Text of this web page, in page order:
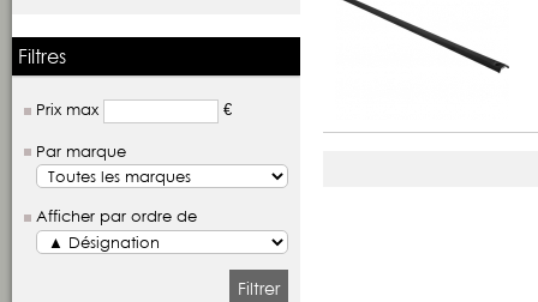
Filtres
Prix max €
Par marque
Afficher par ordre de
Filtrer